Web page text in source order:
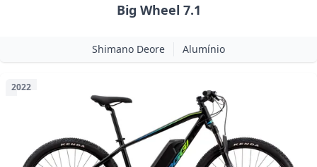
Big Wheel 7.1
Shimano Deore Alumínio
2022